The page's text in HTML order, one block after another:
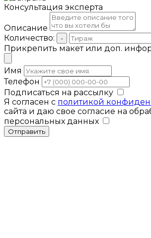
Консультация эксперта
Описание
Количество:
-
Прикрепить макет или доп.
Имя
Телефон
Подписаться на рассылку
Я согласен с политикой
сайта и даю свое согласие на
персональных данных
Отправить